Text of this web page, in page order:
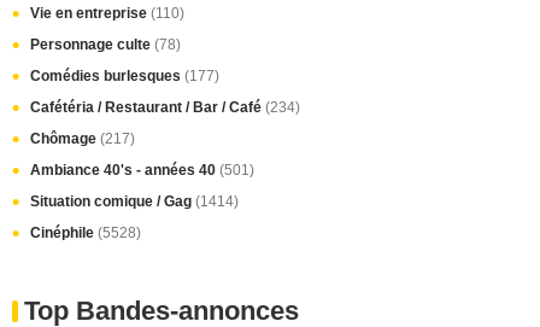
Vie en entreprise (110)
Personnage culte (78)
Comédies burlesques (177)
Cafétéria / Restaurant / Bar / Café (234)
Chômage (217)
Ambiance 40's - années 40 (501)
Situation comique / Gag (1414)
Cinéphile (5528)
Top Bandes-annonces